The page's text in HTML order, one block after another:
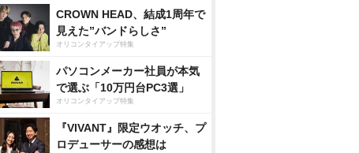
CROWN HEAD、結成1周年で
見えた”バンドらしさ”
オリコンタイアップ特集
パソコンメーカー社員が本気
で選ぶ「10万円台PC3選」
オリコンタイアップ特集
『VIVANT』限定ウオッチ、プ
ロデューサーの感想は